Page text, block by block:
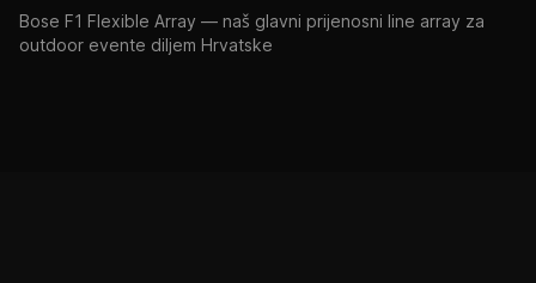
Bose F1 Flexible Array — naš glavni prijenosni line array za
outdoor evente diljem Hrvatske